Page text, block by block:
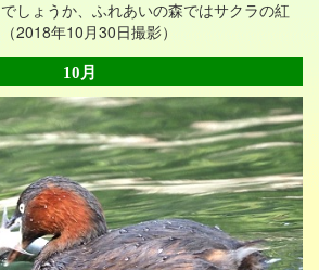
しょうか、ふれあいの森ではサクラの紅
2018年10月30日撮影）
10月